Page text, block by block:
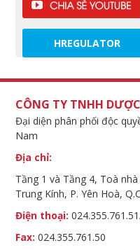
HREGULATOR
CÔNG TY TNHH
Đại diện phân phối độc
Nam
Địa chỉ:
Tầng 1 và Tầng 4, Toà
Trung Kính, P. Yên Hoà,
Điện thoại:
Fax: 024.355.761.50